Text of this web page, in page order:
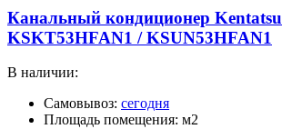
Канальный кондиционер Kentatsu
KSKT53HFAN1 / KSUN53HFAN1
В наличии:
Самовывоз: сегодня
Площадь помещения: м2